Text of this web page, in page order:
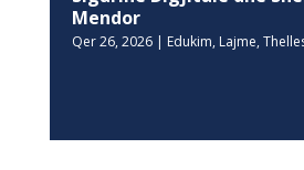
Mendor
Qer 26, 2026| Edukim, Lajme,